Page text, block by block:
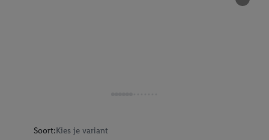
Soort:Kies je variant